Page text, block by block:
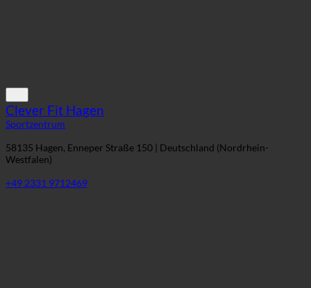
Clever Fit Hagen
Sportzentrum
58135 Hagen, Enneper Straße 150 | Deutschland (Nordrhein-
+49 2331 9712469